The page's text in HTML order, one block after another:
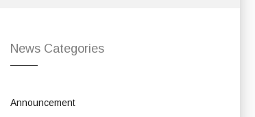
News Categories
Announcement